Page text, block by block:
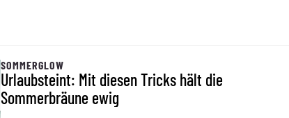
SOMMERGLOW
Urlaubsteint: Mit diesen Tricks hält die
Sommerbräune ewig